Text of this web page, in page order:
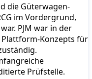
die Güterwagen-
im Vordergrund,
PJM war in der
Konzepts für
Prüfstelle.